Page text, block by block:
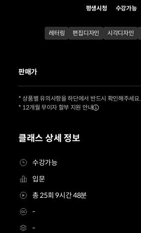
평생시청 수강가능
레터링 편집디자인 시각디자인
클래스 상세 정보
수강가능
입문
총 25회 9시간 48분
-
-
판매가
* 상품별 유의사항을 하단에서 반드시 확인해주세요.
* 12개월 무이자 할부 지원 안내